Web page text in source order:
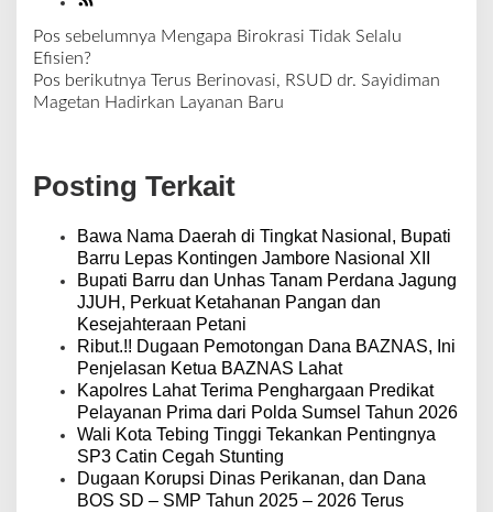
N
a
v
a
s
Pos sebelumnya Mengapa Birokrasi Tidak Selalu
Efisien?
Pos berikutnya Terus Berinovasi, RSUD dr. Sayidiman
Magetan Hadirkan Layanan Baru
Posting Terkait
Bawa Nama Daerah di Tingkat Nasional, Bupati
Barru Lepas Kontingen Jambore Nasional XII
Bupati Barru dan Unhas Tanam Perdana Jagung
JJUH, Perkuat Ketahanan Pangan dan
Kesejahteraan Petani
Ribut.!! Dugaan Pemotongan Dana BAZNAS, Ini
Penjelasan Ketua BAZNAS Lahat
Kapolres Lahat Terima Penghargaan Predikat
Pelayanan Prima dari Polda Sumsel Tahun 2026
Wali Kota Tebing Tinggi Tekankan Pentingnya
SP3 Catin Cegah Stunting
Dugaan Korupsi Dinas Perikanan, dan Dana
BOS SD – SMP Tahun 2025 – 2026 Terus